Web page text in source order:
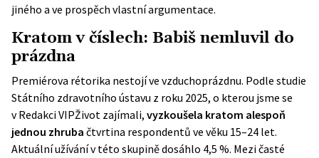
jiného a ve prospěch vlastní argumentace.
Kratom v číslech: Babiš nemluvil do
prázdna
Premiérova rétorika nestojí ve vzduchoprázdnu. Podle studie
Státního zdravotního ústavu z roku 2025, o kterou jsme se
v Redakci VIPŽivot zajímali, vyzkoušela kratom alespoň
jednou zhruba čtvrtina respondentů ve věku 15–24 let.
Aktuální užívání v této skupině dosáhlo 4,5 %. Mezi časté